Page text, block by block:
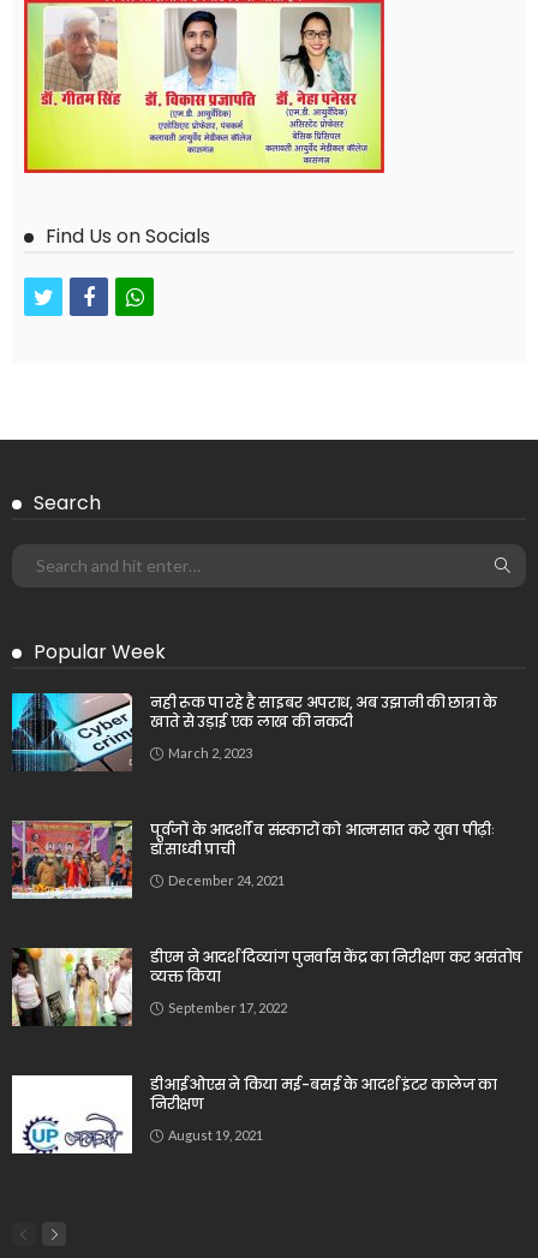
Find Us on Socials
twitterfacebookwhatsapp
Search
Popular Week
नही रूक पा रहे है साइबर अपराध, अब उझानी की छात्रा के
खाते से उड़ाई एक लाख की नकदी
March 2, 2023
पूर्वजों के आदर्शों व संस्कारों को आत्मसात करे युवा पीढ़ीः
डॉ.साध्वी प्राची
December 24, 2021
डीएम ने आदर्श दिव्यांग पुनर्वास केंद्र का निरीक्षण कर असंतोष
व्यक्त किया
September 17, 2022
डीआईओएस ने किया मई-बसई के आदर्श इंटर कालेज का
निरीक्षण
August 19, 2021